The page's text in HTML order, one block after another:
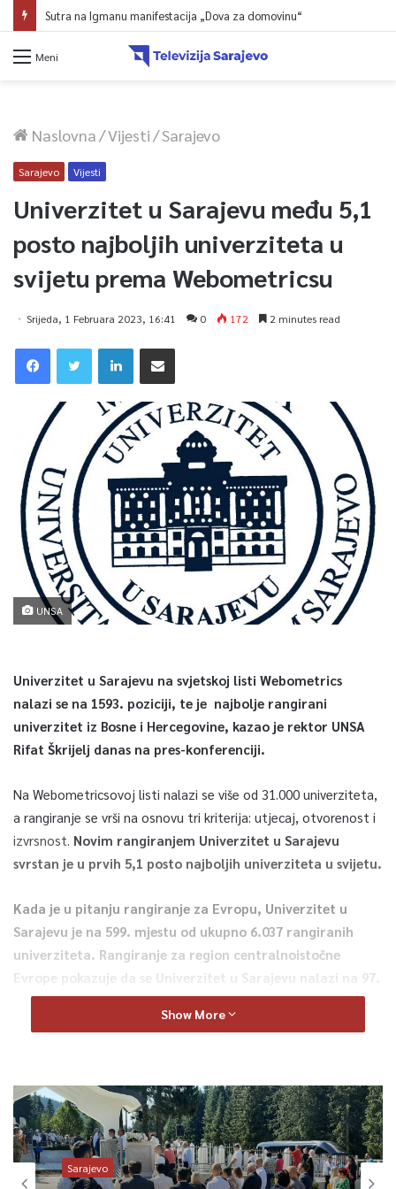
Sutra na Igmanu manifestacija „Dova za domovinu“
Meni
Naslovna/Vijesti/Sarajevo
Sarajevo Vijesti
Univerzitet u Sarajevu među 5,1
posto najboljih univerziteta u
svijetu prema Webometricsu
Srijeda, 1 Februara 2023, 16:41 0 172 2 minutes read
UNSA
Univerzitet u Sarajevu na svjetskoj listi Webometrics
nalazi se na 1593. poziciji, te je najbolje rangirani
univerzitet iz Bosne i Hercegovine, kazao je rektor UNSA
Rifat Škrijelj danas na pres-konferenciji.
Na Webometricsovoj listi nalazi se više od 31.000 univerziteta,
a rangiranje se vrši na osnovu tri kriterija: utjecaj, otvorenost i
izvrsnost. Novim rangiranjem Univerzitet u Sarajevu
svrstan je u prvih 5,1 posto najboljih univerziteta u svijetu.
Kada je u pitanju rangiranje za Evropu, Univerzitet u
Sarajevu je na 599. mjestu od ukupno 6.037 rangiranih
univerziteta. Rangiranje za region centralnoistočne
Evrope pokazuje da se Univerzitet u Sarajevu nalazi na 97.
mjestu od 2.758 univerziteta.
predstavlja značajan napredak. Rektor je kazao da je period
pandemije značajno utjecao na međunarodne aktivnosti, što
se svojevremeno odrazilo i na pad.
-Za sada držimo trend poboljšanja na rang-listi. Zadržali smo
Show More
Sarajevo